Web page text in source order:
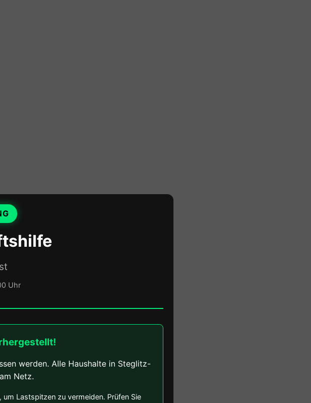
Uhr
werden. Alle Haushalte in Steglitz-
Netz.
Lastspitzen zu vermeiden. Prüfen Sie